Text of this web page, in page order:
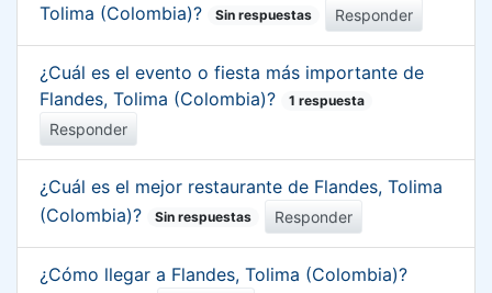
Tolima (Colombia)?
Sin respuestas Responder
¿Cuál es el evento o fiesta más importante de
Flandes, Tolima (Colombia)?
1 respuesta
Responder
¿Cuál es el mejor restaurante de Flandes, Tolima
(Colombia)?
Sin respuestas Responder
¿Cómo llegar a Flandes, Tolima (Colombia)?